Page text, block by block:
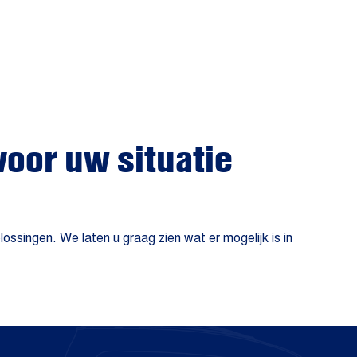
uw situatie
We laten u graag zien wat er mogelijk is in